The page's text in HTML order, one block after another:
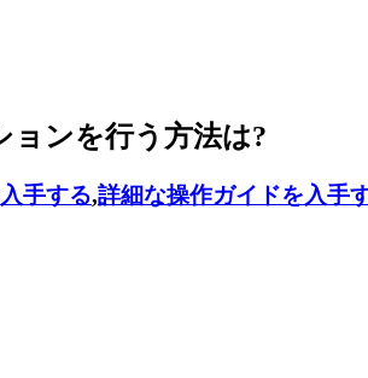
ョンを行う方法は?
手する,詳細な操作ガイドを入手